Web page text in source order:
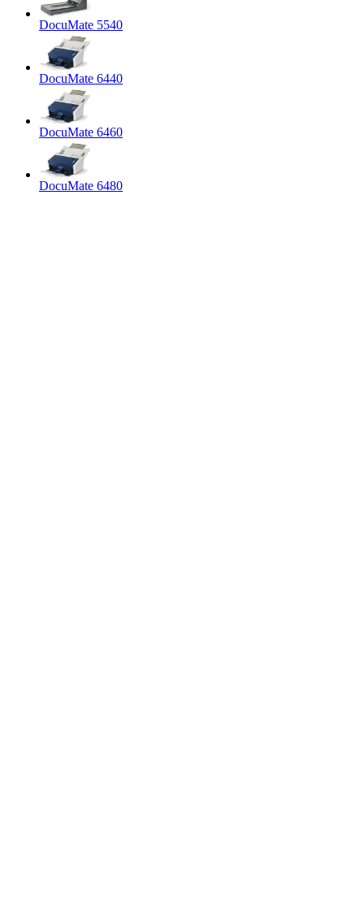
DocuMate 5540
DocuMate 6440
DocuMate 6460
DocuMate 6480